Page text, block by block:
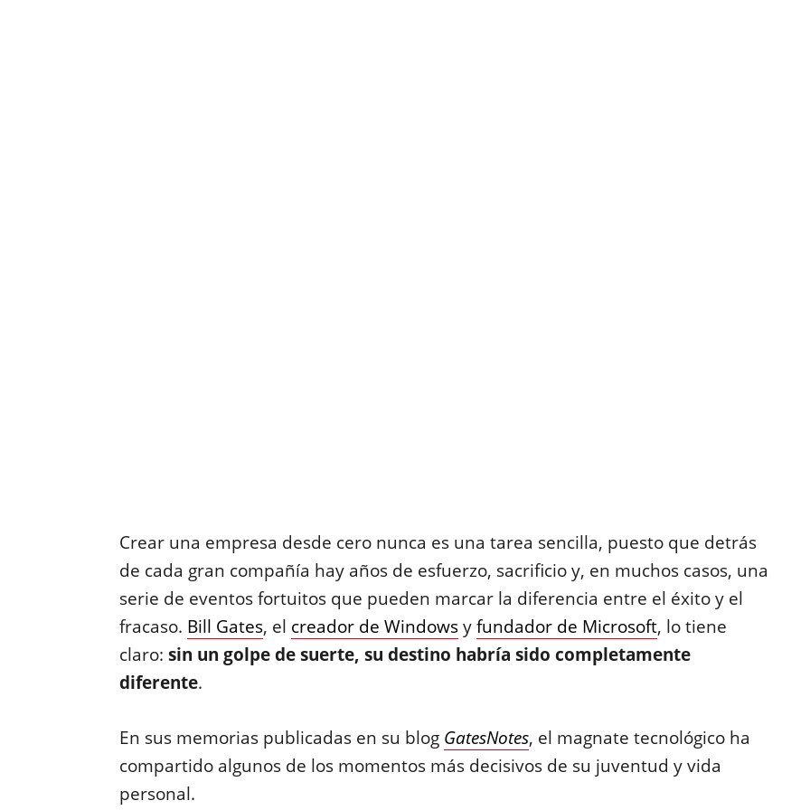
Crear una empresa desde cero nunca es una tarea sencilla, puesto que detrás
de cada gran compañía hay años de esfuerzo, sacrificio y, en muchos casos, una
serie de eventos fortuitos que pueden marcar la diferencia entre el éxito y el
fracaso. Bill Gates, el creador de Windowsyfundador de Microsoft, lo tiene
claro: sin un golpe de suerte, su destino habría sido completamente
diferente.
En sus memorias publicadas en su blog GatesNotes, el magnate tecnológico ha
compartido algunos de los momentos más decisivos de su juventud y vida
personal.